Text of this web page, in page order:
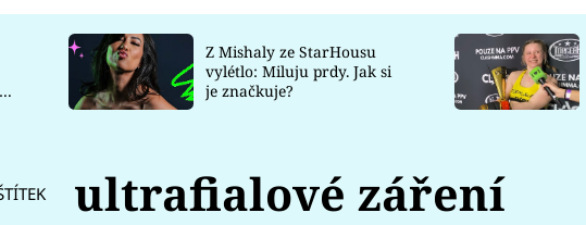
Z Mishaly ze StarHousu
vylétlo: Miluju prdy. Jak si
je značkuje?
ultrafialové záření